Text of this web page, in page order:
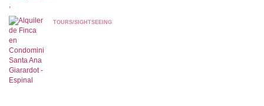
,
TOURS/SIGHTSEEING